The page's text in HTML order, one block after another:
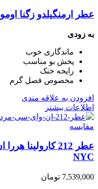
عطر ارمنگیلدو زگنا اومو Ermenegildo Zegna Uomo
به زودی
ماندگاری خوب
پخش بو مناسب
رایحه خنک
مخصوص فصل گرم
افزودن به علاقه مندی
اطلاعات بیشتر
مقایسه
NYC
7,539,000 تومان